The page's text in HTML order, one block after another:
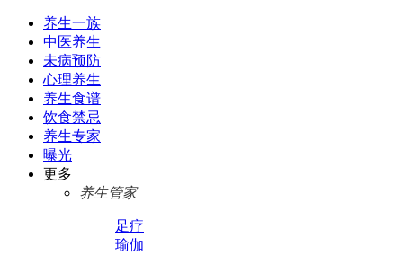
养生一族
中医养生
未病预防
心理养生
养生食谱
饮食禁忌
养生专家
曝光
更多
养生管家
足疗
瑜伽